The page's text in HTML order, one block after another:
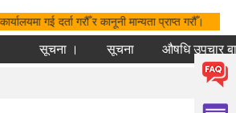
गई दर्ता गरौँ र कानूनी मान्यता प्राप्त गरौँ।
सूचना । सूचना औषधि उपचार